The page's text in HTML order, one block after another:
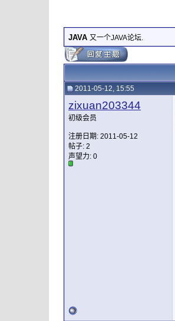
JAVA 又一个JAVA论坛.
2011-05-12, 15:55
zixuan203344
初级会员
注册日期: 2011-05-12
帖子: 2
声望力: 0